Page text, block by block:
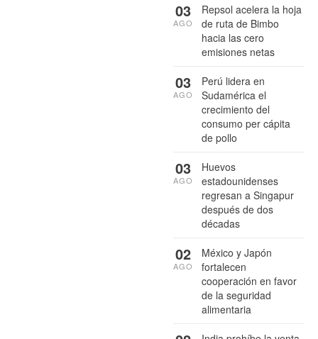
Repsol acelera la hoja
de ruta de Bimbo
hacia las cero
emisiones netas
03
AGO
Perú lidera en
Sudamérica el
crecimiento del
consumo per cápita
de pollo
03
AGO
Huevos
estadounidenses
regresan a Singapur
después de dos
décadas
03
AGO
México y Japón
fortalecen
cooperación en favor
de la seguridad
alimentaria
02
AGO